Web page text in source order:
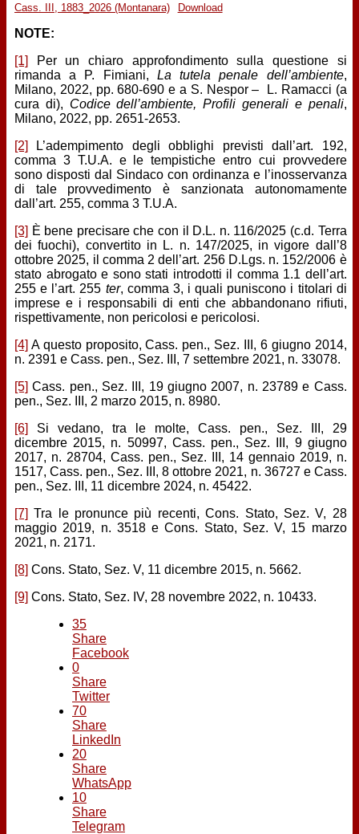
Cass. III, 1883_2026 (Montanara) Download
NOTE:
[1]
Per un chiaro approfondimento sulla questione si
rimanda a P. Fimiani, La tutela penale dell’ambiente,
Milano, 2022, pp. 680-690 e a S. Nespor – L. Ramacci (a
cura di), Codice dell’ambiente, Profili generali e penali,
Milano, 2022, pp. 2651-2653.
[2]
L’adempimento degli obblighi previsti dall’art. 192,
comma 3 T.U.A. e le tempistiche entro cui provvedere
sono disposti dal Sindaco con ordinanza e l’inosservanza
di tale provvedimento è sanzionata autonomamente
dall’art. 255, comma 3 T.U.A.
[3] È bene precisare che con il D.L. n. 116/2025 (c.d. Terra
dei fuochi), convertito in L. n. 147/2025, in vigore dall’8
ottobre 2025, il comma 2 dell’art. 256 D.Lgs. n. 152/2006 è
stato abrogato e sono stati introdotti il comma 1.1 dell’art.
255 e l’art. 255 ter, comma 3, i quali puniscono i titolari di
imprese e i responsabili di enti che abbandonano rifiuti,
rispettivamente, non pericolosi e pericolosi.
[4] A questo proposito, Cass. pen., Sez. III, 6 giugno 2014,
n. 2391 e Cass. pen., Sez. III, 7 settembre 2021, n. 33078.
[5] Cass. pen., Sez. III, 19 giugno 2007, n. 23789 e Cass.
pen., Sez. III, 2 marzo 2015, n. 8980.
[6]
Si vedano, tra le molte, Cass. pen., Sez. III, 29
dicembre 2015, n. 50997, Cass. pen., Sez. III, 9 giugno
2017, n. 28704, Cass. pen., Sez. III, 14 gennaio 2019, n.
1517, Cass. pen., Sez. III, 8 ottobre 2021, n. 36727 e Cass.
pen., Sez. III, 11 dicembre 2024, n. 45422.
[7] Tra le pronunce più recenti, Cons. Stato, Sez. V, 28
maggio 2019, n. 3518 e Cons. Stato, Sez. V, 15 marzo
2021, n. 2171.
[8] Cons. Stato, Sez. V, 11 dicembre 2015, n. 5662.
[9] Cons. Stato, Sez. IV, 28 novembre 2022, n. 10433.
35
Share
Facebook
0
Share
Twitter
70
Share
LinkedIn
20
Share
WhatsApp
10
Share
Telegram